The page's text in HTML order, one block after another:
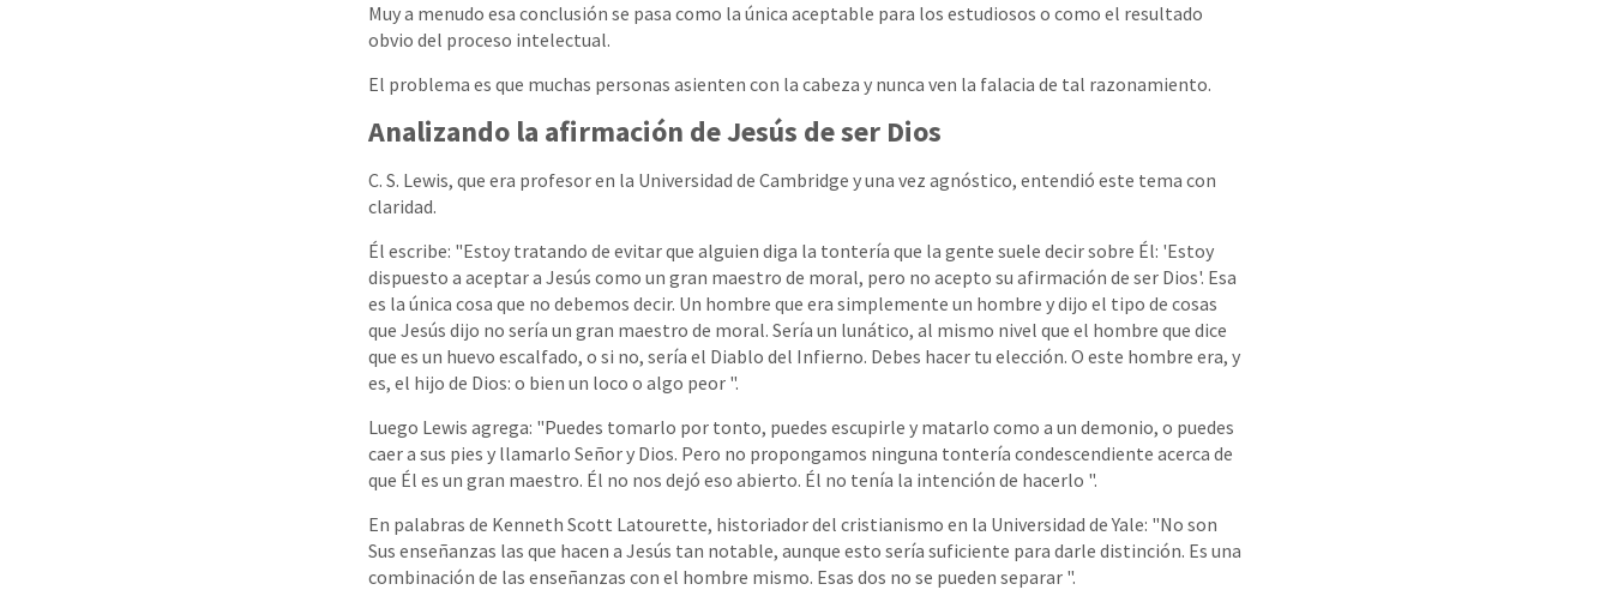
Muy a menudo esa conclusión se pasa como la única aceptable para los estudiosos o como el resultado
obvio del proceso intelectual.
El problema es que muchas personas asienten con la cabeza y nunca ven la falacia de tal razonamiento.
Analizando la afirmación de Jesús de ser Dios
C. S. Lewis, que era profesor en la Universidad de Cambridge y una vez agnóstico, entendió este tema con
claridad.
Él escribe: "Estoy tratando de evitar que alguien diga la tontería que la gente suele decir sobre Él: 'Estoy
dispuesto a aceptar a Jesús como un gran maestro de moral, pero no acepto su afirmación de ser Dios'. Esa
es la única cosa que no debemos decir. Un hombre que era simplemente un hombre y dijo el tipo de cosas
que Jesús dijo no sería un gran maestro de moral. Sería un lunático, al mismo nivel que el hombre que dice
que es un huevo escalfado, o si no, sería el Diablo del Infierno. Debes hacer tu elección. O este hombre era, y
es, el hijo de Dios: o bien un loco o algo peor ".
Luego Lewis agrega: "Puedes tomarlo por tonto, puedes escupirle y matarlo como a un demonio, o puedes
caer a sus pies y llamarlo Señor y Dios. Pero no propongamos ninguna tontería condescendiente acerca de
que Él es un gran maestro. Él no nos dejó eso abierto. Él no tenía la intención de hacerlo ".
En palabras de Kenneth Scott Latourette, historiador del cristianismo en la Universidad de Yale: "No son
Sus enseñanzas las que hacen a Jesús tan notable, aunque esto sería suficiente para darle distinción. Es una
combinación de las enseñanzas con el hombre mismo. Esas dos no se pueden separar ".